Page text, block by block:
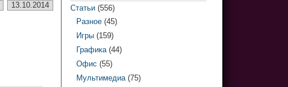
13.10.2014
Статьи (556)
Разное (45)
Игры (159)
Графика(44)
Офис (55)
Мультимедиа(75)